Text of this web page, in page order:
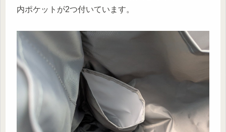
内ポケットが2つ付いています。